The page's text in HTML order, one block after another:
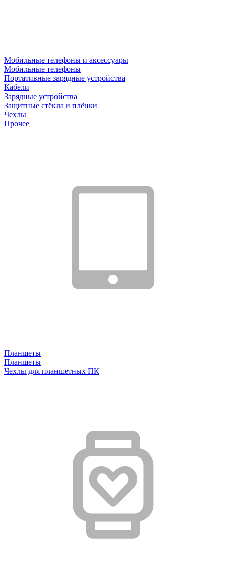
Мобильные телефоны и аксессуары
Мобильные телефоны
Портативные зарядные устройства
Кабели
Зарядные устройства
Защитные стёкла и плёнки
Чехлы
Прочее
Планшеты
Планшеты
Чехлы для планшетных ПК